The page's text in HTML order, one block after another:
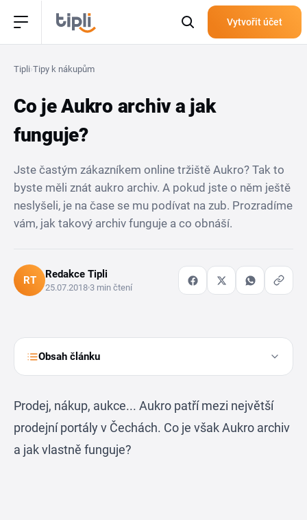
Vytvořit účet
Tipli›Tipy k nákupům
Co je Aukro archiv a jak
funguje?
Jste častým zákazníkem online tržiště Aukro? Tak to
byste měli znát aukro archiv. A pokud jste o něm ještě
neslyšeli, je na čase se mu podívat na zub. Prozradíme
vám, jak takový archiv funguje a co obnáší.
RT Redakce Tipli
25.07.2018 3 min čtení
Obsah článku
Prodej, nákup, aukce... Aukro patří mezi největší
prodejní portály v Čechách. Co je však Aukro archiv
a jak vlastně funguje?